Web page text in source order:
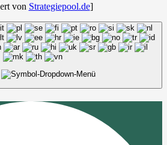
von Strategiepool.de]